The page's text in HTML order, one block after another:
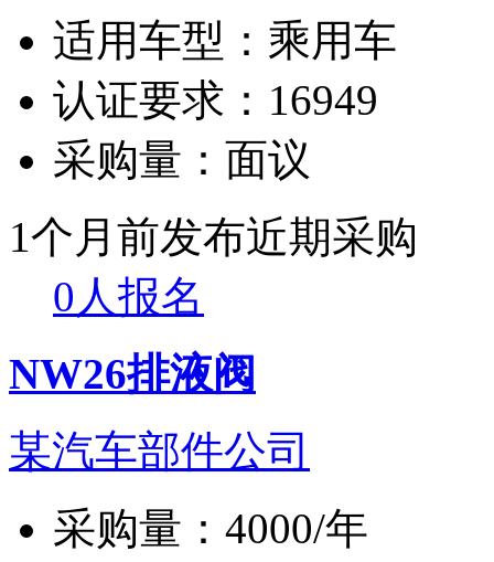
适用车型： 乘用车
认证要求： 16949
采购量： 面议
1个月前发布近期采购
0人报名
NW26排液阀
某汽车部件公司
采购量： 4000/年